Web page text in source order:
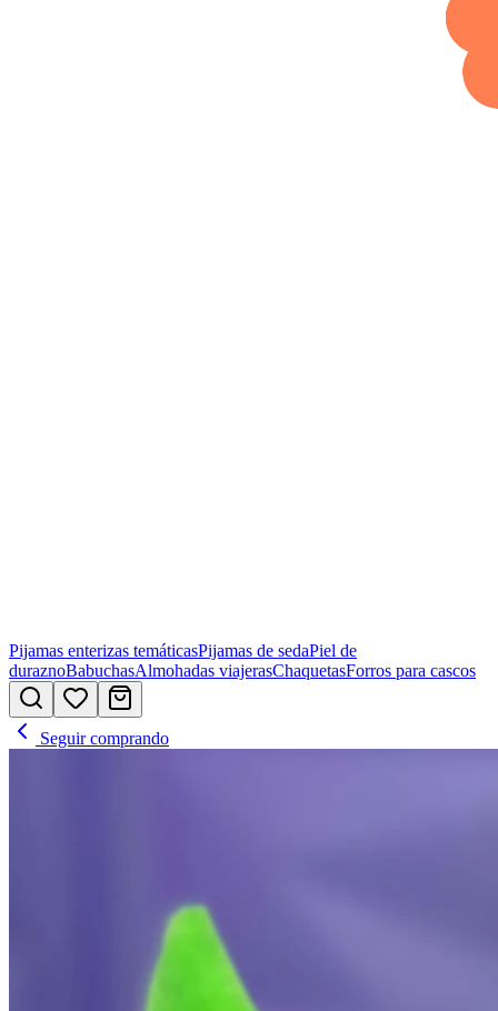
Pijamas enterizas temáticasPijamas de sedaPiel de
duraznoBabuchasAlmohadas viajerasChaquetasForros para cascos
Seguir comprando